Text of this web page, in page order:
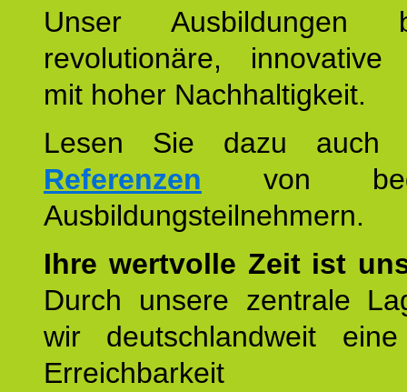
Unser Ausbildungen
revolutionäre, innovative
mit hoher Nachhaltigkeit.
Lesen Sie dazu
Referenzen von
Ausbildungsteilnehmern.
Ihre wertvolle Zeit ist
Durch unsere zentrale
wir deutschlandweit
Erreichbarkeit